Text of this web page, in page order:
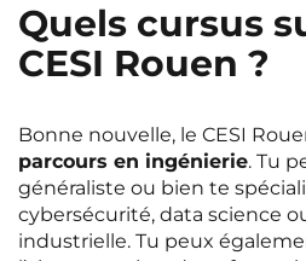
Lomme
Marseille
Noisy-Le-Grand
Palaiseau
Quels cursus
CESI Rouen ?
Bonne nouvelle, le CESI
parcours en ingénierie. Tu
généraliste ou bien te
cybersécurité, data science
industrielle. Tu peux